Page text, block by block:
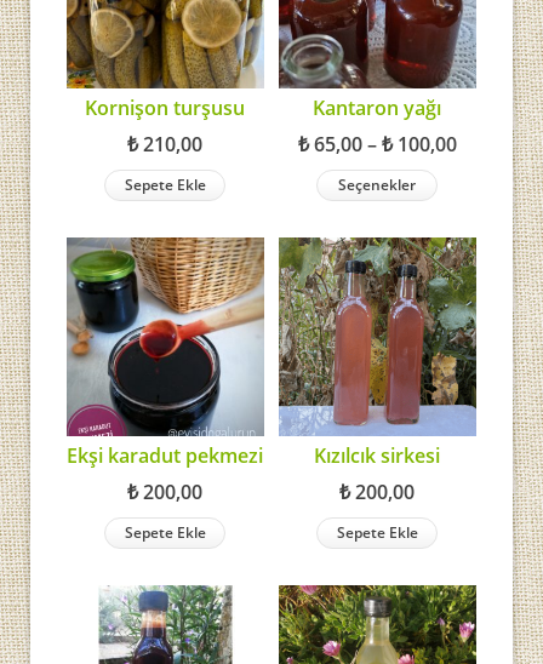
Kornişon turşusu
₺210,00
Sepete Ekle
Kantaron yağı
₺65,00–₺100,00Fiyat
aralığı:
₺ 65,00
-
₺ 100,00
Seçenekler
Ekşi karadut pekmezi
₺200,00
Sepete Ekle
Kızılcık sirkesi
₺200,00
Sepete Ekle